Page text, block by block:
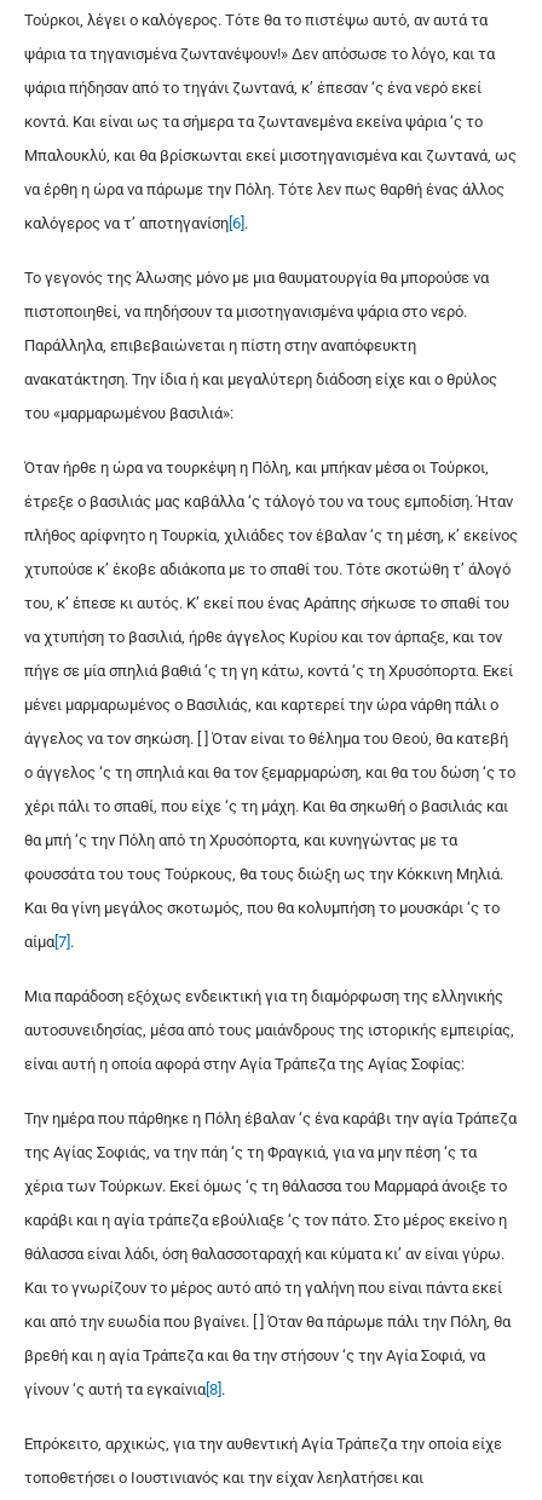
Τούρκοι, λέγει ο καλόγερος. Τότε θα το πιστέψω αυτό, αν αυτά τα
ψάρια τα τηγανισμένα ζωντανέψουν!» Δεν απόσωσε το λόγο, και τα
ψάρια πήδησαν από το τηγάνι ζωντανά, κ’ έπεσαν ‘ς ένα νερό εκεί
κοντά. Και είναι ως τα σήμερα τα ζωντανεμένα εκείνα ψάρια ‘ς το
Μπαλουκλύ, και θα βρίσκωνται εκεί μισοτηγανισμένα και ζωντανά, ως
να έρθη η ώρα να πάρωμε την Πόλη. Τότε λεν πως θαρθή ένας άλλος
καλόγερος να τ’ αποτηγανίση[6].
Το γεγονός της Άλωσης μόνο με μια θαυματουργία θα μπορούσε να
πιστοποιηθεί, να πηδήσουν τα μισοτηγανισμένα ψάρια στο νερό.
Παράλληλα, επιβεβαιώνεται η πίστη στην αναπόφευκτη
ανακατάκτηση. Την ίδια ή και μεγαλύτερη διάδοση είχε και ο θρύλος
του «μαρμαρωμένου βασιλιά»:
Όταν ήρθε η ώρα να τουρκέψη η Πόλη, και μπήκαν μέσα οι Τούρκοι,
έτρεξε ο βασιλιάς μας καβάλλα ‘ς τάλογό του να τους εμποδίση. Ήταν
πλήθος αρίφνητο η Τουρκία, χιλιάδες τον έβαλαν ‘ς τη μέση, κ’ εκείνος
χτυπούσε κ’ έκοβε αδιάκοπα με το σπαθί του. Τότε σκοτώθη τ’ άλογό
του, κ’ έπεσε κι αυτός. Κ’ εκεί που ένας Αράπης σήκωσε το σπαθί του
να χτυπήση το βασιλιά, ήρθε άγγελος Κυρίου και τον άρπαξε, και τον
πήγε σε μία σπηλιά βαθιά ‘ς τη γη κάτω, κοντά ‘ς τη Χρυσόπορτα. Εκεί
μένει μαρμαρωμένος ο Βασιλιάς, και καρτερεί την ώρα νάρθη πάλι ο
άγγελος να τον σηκώση. [ ] Όταν είναι το θέλημα του Θεού, θα κατεβή
ο άγγελος ‘ς τη σπηλιά και θα τον ξεμαρμαρώση, και θα του δώση ‘ς το
χέρι πάλι το σπαθί, που είχε ‘ς τη μάχη. Και θα σηκωθή ο βασιλιάς και
θα μπή ‘ς την Πόλη από τη Χρυσόπορτα, και κυνηγώντας με τα
φουσσάτα του τους Τούρκους, θα τους διώξη ως την Κόκκινη Μηλιά.
Και θα γίνη μεγάλος σκοτωμός, που θα κολυμπήση το μoυσκάρι ‘ς το
αίμα[7].
Μια παράδοση εξόχως ενδεικτική για τη διαμόρφωση της ελληνικής
αυτοσυνειδησίας, μέσα από τους μαιάνδρους της ιστορικής εμπειρίας,
είναι αυτή η οποία αφορά στην Αγία Τράπεζα της Αγίας Σοφίας:
Την ημέρα που πάρθηκε η Πόλη έβαλαν ‘ς ένα καράβι την αγία Τράπεζα
της Αγίας Σοφιάς, να την πάη ‘ς τη Φραγκιά, για να μην πέση ‘ς τα
χέρια των Τούρκων. Εκεί όμως ‘ς τη θάλασσα του Μαρμαρά άνοιξε το
καράβι και η αγία τράπεζα εβούλιαξε ‘ς τον πάτο. Στο μέρος εκείνο η
θάλασσα είναι λάδι, όση θαλασσοταραχή και κύματα κι’ αν είναι γύρω.
Και το γνωρίζουν το μέρος αυτό από τη γαλήνη που είναι πάντα εκεί
και από την ευωδία που βγαίνει. [ ] Όταν θα πάρωμε πάλι την Πόλη, θα
βρεθή και η αγία Τράπεζα και θα την στήσουν ‘ς την Αγία Σοφιά, να
γίνουν ‘ς αυτή τα εγκαίνια[8].
Επρόκειτο, αρχικώς, για την αυθεντική Αγία Τράπεζα την οποία είχε
τοποθετήσει ο Ιουστινιανός και την είχαν λεηλατήσει και